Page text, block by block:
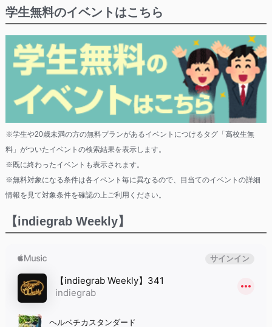
学生無料のイベントはこちら
※学生や20歳未満の方の無料プランがあるイベントにつけるタグ「高校生無
料」がついたイベントの検索結果を表示します。
※既に終わったイベントも表示されます。
※無料対象になる条件は各イベント毎に異なるので、目当てのイベントの詳細
情報を見て対象条件を確認の上ご利用ください。
【indiegrab Weekly】